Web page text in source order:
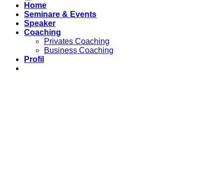
Home
Seminare & Events
Speaker
Coaching
Privates Coaching
Business Coaching
Profil